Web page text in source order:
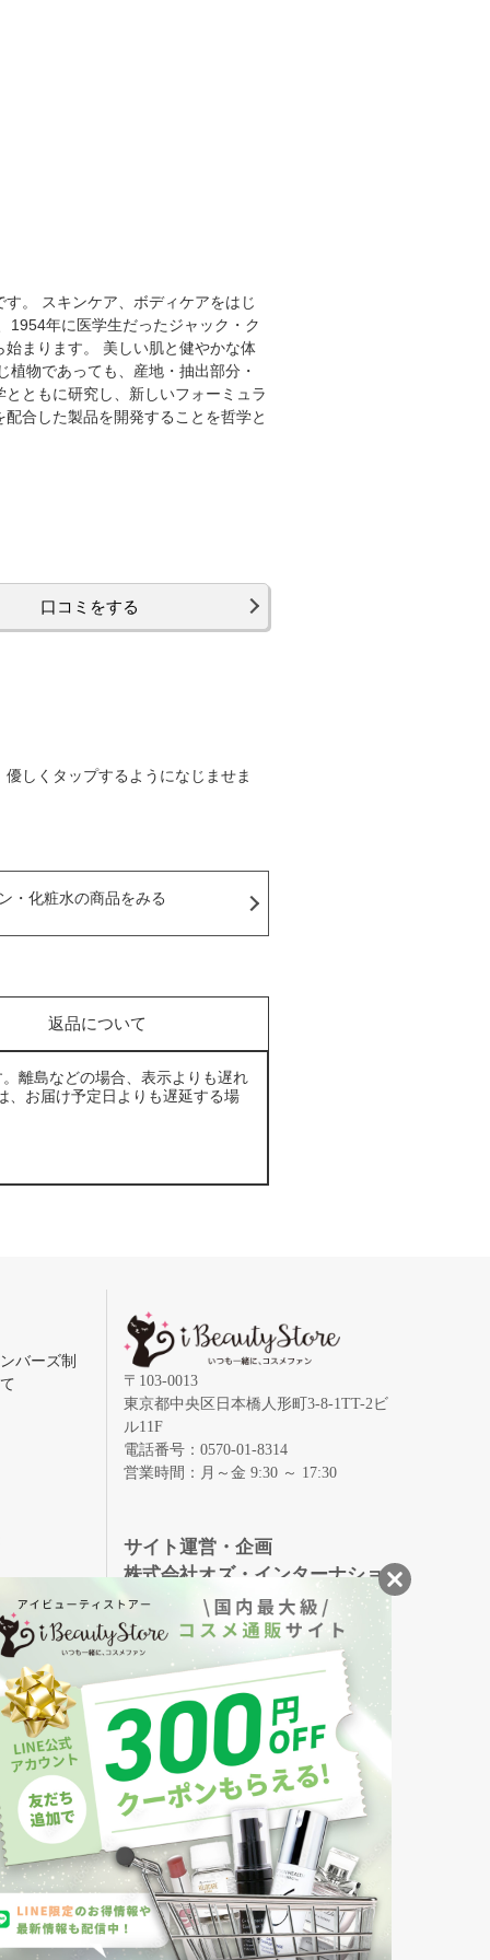
。 スキンケア、ボディケアをはじ
1954年に医学生だったジャック・ク
まります。 美しい肌と健やかな体
物であっても、産地・抽出部分・
ともに研究し、新しいフォーミュラ
合した製品を開発することを哲学と
口コミをする
しくタップするようになじませま
・化粧水の商品をみる
返品について
離島などの場合、表示よりも遅れ
、お届け予定日よりも遅延する場
バーズ制
〒103-0013
東京都中央区日本橋人形町3-8-1TT-2ビ
ル11F
電話番号：0570-01-8314
営業時間：月～金 9:30 ～ 17:30
サイト運営・企画
株式会社オズ・インターナショ
ナル
創業150年、英国伝統の最高級猪毛ハン
ドメイドヘアブラシ
メイソンピアソン
容商品の通販サイトです。
の化粧品も取り揃えています。